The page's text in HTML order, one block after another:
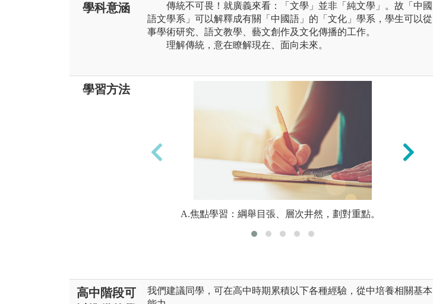
學科意涵
傳統不可畏！就廣義來看：「文學」並非「純文學」。故「中國
語文學系」可以解釋成有關「中國語」的「文化」學系，學生可以從
事學術研究、語文教學、藝文創作及文化傳播的工作。
理解傳統，意在瞭解現在、面向未來。
學習方法
A.焦點學習：綱舉目張、層次井然，劃對重點。
高中階段可
我們建議同學，可在高中時期累積以下各種經驗，從中培養相關基本